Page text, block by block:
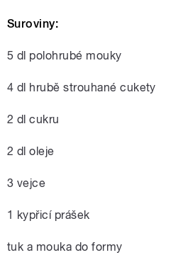
Suroviny:
5 dl polohrubé mouky
4 dl hrubě strouhané cukety
2 dl cukru
2 dl oleje
3 vejce
1 kypřicí prášek
tuk a mouka do formy